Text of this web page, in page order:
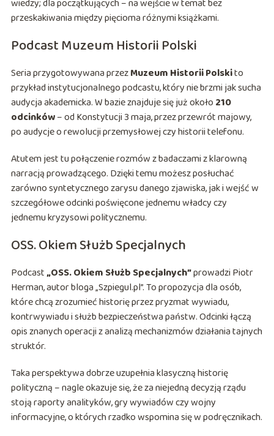
wiedzy; dla początkujących – na wejście w temat bez
przeskakiwania między pięcioma różnymi książkami.
Podcast Muzeum Historii Polski
Seria przygotowywana przezMuzeum Historii Polskito
przykład instytucjonalnego podcastu, który nie brzmi jak sucha
audycja akademicka. W bazie znajduje się już około 210
odcinków– od Konstytucji 3 maja, przez przewrót majowy,
po audycje o rewolucji przemysłowej czy historii telefonu.
Atutem jest tu połączenie rozmów z badaczami z klarowną
narracją prowadzącego. Dzięki temu możesz posłuchać
zarówno syntetycznego zarysu danego zjawiska, jak i wejść w
szczegółowe odcinki poświęcone jednemu władcy czy
jednemu kryzysowi politycznemu.
OSS. Okiem Służb Specjalnych
Podcast„OSS. Okiem Służb Specjalnych”prowadzi Piotr
Herman, autor bloga „Szpiegul.pl”. To propozycja dla osób,
które chcą zrozumieć historię przez pryzmat wywiadu,
kontrwywiadu i służb bezpieczeństwa państw. Odcinki łączą
opis znanych operacji z analizą mechanizmów działania tajnych
struktór.
Taka perspektywa dobrze uzupełnia klasyczną historię
polityczną – nagle okazuje się, że za niejedną decyzją rządu
stoją raporty analityków, gry wywiadów czy wojny
informacyjne, o których rzadko wspomina się w podręcznikach.